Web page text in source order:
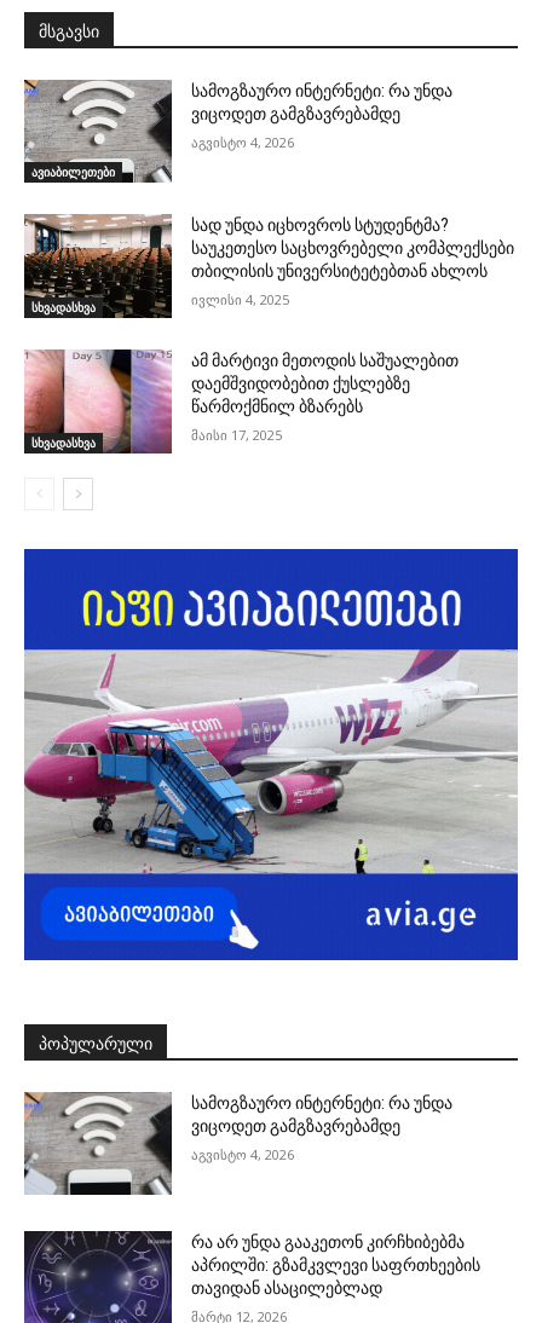
მსგავსი
ავიაბილეთები
სამოგზაურო ინტერნეტი: რა უნდა
ვიცოდეთ გამგზავრებამდე
აგვისტო 4, 2026
სხვადასხვა
სად უნდა იცხოვროს სტუდენტმა?
საუკეთესო საცხოვრებელი კომპლექსები
თბილისის უნივერსიტეტებთან ახლოს
ივლისი 4, 2025
სხვადასხვა
ამ მარტივი მეთოდის საშუალებით
დაემშვიდობებით ქუსლებზე
წარმოქმნილ ბზარებს
მაისი 17, 2025
ᲞᲝᲞᲣᲚᲐᲠᲣᲚᲘ
სამოგზაურო ინტერნეტი: რა უნდა
ვიცოდეთ გამგზავრებამდე
აგვისტო 4, 2026
რა არ უნდა გააკეთონ კირჩხიბებმა
აპრილში: გზამკვლევი საფრთხეების
თავიდან ასაცილებლად
მარტი 12, 2026